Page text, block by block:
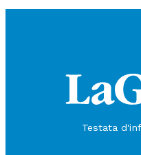
Testata